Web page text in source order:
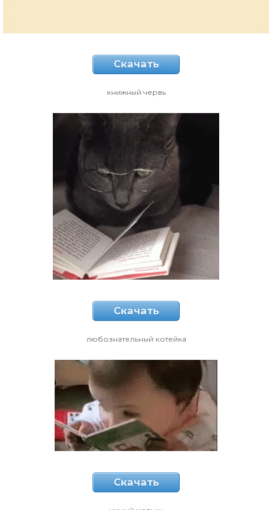
Скачать
книжный червь
Скачать
любознательный котейка
Скачать